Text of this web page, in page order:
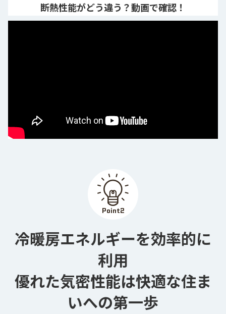
断熱性能がどう違う？動画で確認！
Point2
冷暖房エネルギーを効率的に
利用
優れた気密性能は快適な住ま
いへの第一歩